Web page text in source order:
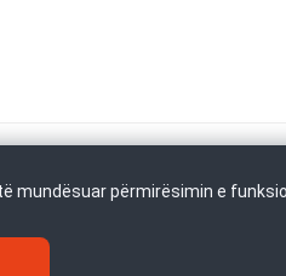
mundësuar përmirësimin e